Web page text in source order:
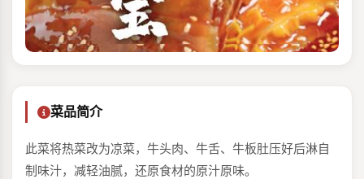
菜品简介
此菜将热菜改为凉菜，牛头肉、牛舌、牛板肚压好后淋自
制味汁，减轻油腻，还原食材的原汁原味。